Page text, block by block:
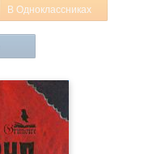
В Одноклассниках